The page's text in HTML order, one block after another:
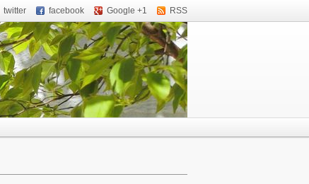
twitter facebook Google +1 RSS